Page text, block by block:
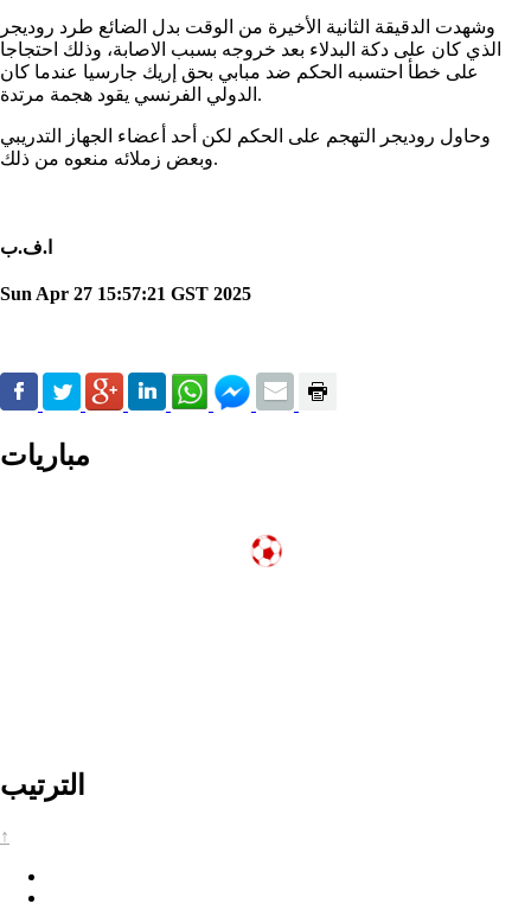
وشهدت الدقيقة الثانية الأخيرة من الوقت بدل الضائع طرد روديجر
الذي كان على دكة البدلاء بعد خروجه بسبب الاصابة، وذلك احتجاجا
على خطأ احتسبه الحكم ضد مبابي بحق إريك جارسيا عندما كان
الدولي الفرنسي يقود هجمة مرتدة.
وحاول روديجر التهجم على الحكم لكن أحد أعضاء الجهاز التدريبي
وبعض زملائه منعوه من ذلك.
ا.ف.ب
Sun Apr 27 15:57:21 GST 2025
مباريات
الترتيب
↑